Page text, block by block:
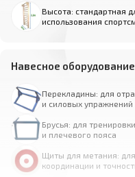
Высота: стандартная
использования
Навесное
Перекладины: для
и силовых упражнений
Брусья: для
и плечевого пояса
Щиты для метания:
координации и